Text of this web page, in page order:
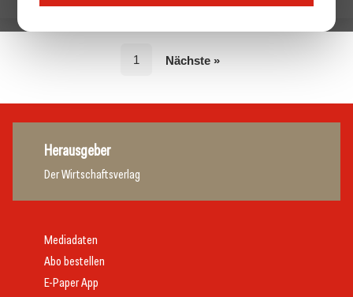
1 Nächste »
Herausgeber
Der Wirtschaftsverlag
Mediadaten
Abo bestellen
E-Paper App